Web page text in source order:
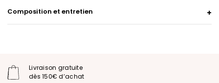
Composition et entretien
Livraison gratuite
dès 150€ d’achat